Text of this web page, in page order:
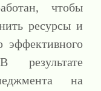
чтобы
ресурсы и
эффективного
результате
на